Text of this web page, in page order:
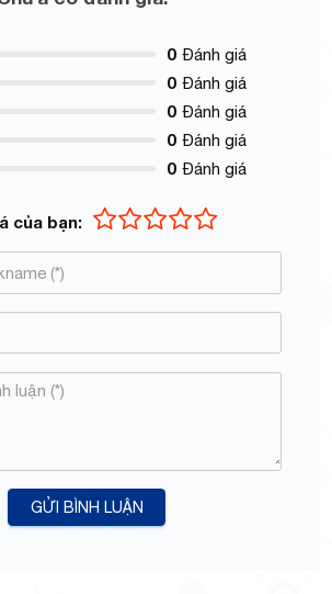
0 Đánh giá
0 Đánh giá
0 Đánh giá
0 Đánh giá
0 Đánh giá
của bạn:
GỬI BÌNH LUẬN